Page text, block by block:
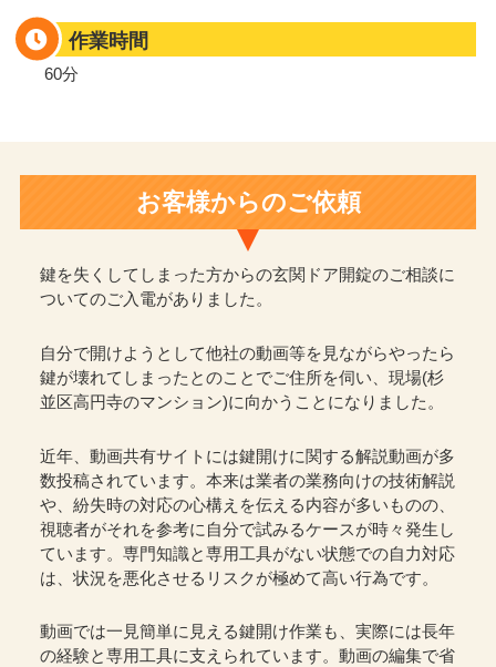
作業時間
60分
お客様からのご依頼
鍵を失くしてしまった方からの玄関ドア開錠のご相談に
ついてのご入電がありました。
自分で開けようとして他社の動画等を見ながらやったら
鍵が壊れてしまったとのことでご住所を伺い、現場(杉
並区高円寺のマンション)に向かうことになりました。
近年、動画共有サイトには鍵開けに関する解説動画が多
数投稿されています。本来は業者の業務向けの技術解説
や、紛失時の対応の心構えを伝える内容が多いものの、
視聴者がそれを参考に自分で試みるケースが時々発生し
ています。専門知識と専用工具がない状態での自力対応
は、状況を悪化させるリスクが極めて高い行為です。
動画では一見簡単に見える鍵開け作業も、実際には長年
の経験と専用工具に支えられています。動画の編集で省